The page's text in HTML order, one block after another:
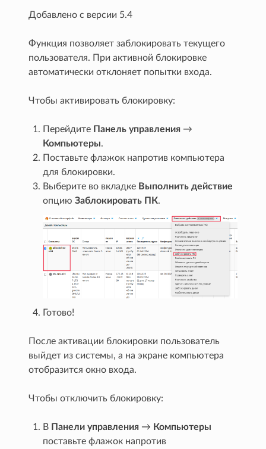
Добавлено с версии 5.4
Функция позволяет заблокировать текущего
пользователя. При активной блокировке
автоматически отклоняет попытки входа.
Чтобы активировать блокировку:
Перейдите Панель управления →
Компьютеры.
Поставьте флажок напротив компьютера
для блокировки.
Выберите во вкладке Выполнить действие
опциюЗаблокировать ПК.
Готово!
После активации блокировки пользователь
выйдет из системы, а на экране компьютера
отобразится окно входа.
Чтобы отключить блокировку:
В Панели управления → Компьютеры
поставьте флажок напротив